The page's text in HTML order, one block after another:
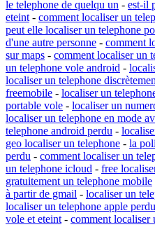
le telephone de quelqu un - est-il
eteint - comment localiser un
peut elle localiser un telephone
d'une autre personne - comment
sur maps - comment localiser un
un telephone vole android -
localiser un telephone
freemobile - localiser un
portable vole - localiser un
localiser un telephone en mode
telephone android perdu -
geo localiser un telephone - la
perdu - comment localiser un
un telephone icloud - free
gratuitement un telephone mobile
à partir de gmail - localiser un
localiser un telephone apple perdu
vole et eteint - comment localiser